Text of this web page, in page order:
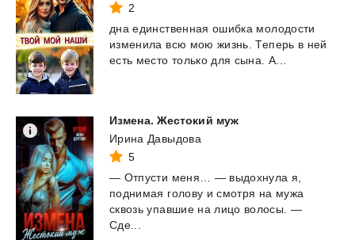
2
дна единственная ошибка молодости
изменила всю мою жизнь. Теперь в ней
есть место только для сына. А...
Измена. Жестокий муж
Ирина Давыдова
5
— Отпусти меня… — выдохнула я,
поднимая голову и смотря на мужа
сквозь упавшие на лицо волосы. —
Сде...